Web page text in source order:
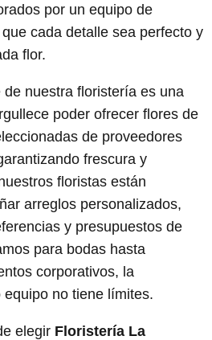
por un equipo de
cada detalle sea perfecto y
flor.
nuestra floristería es una
poder ofrecer flores de
de proveedores
frescura y
floristas están
arreglos personalizados,
y presupuestos de
para bodas hasta
corporativos, la
no tiene límites.
elegir Floristería La